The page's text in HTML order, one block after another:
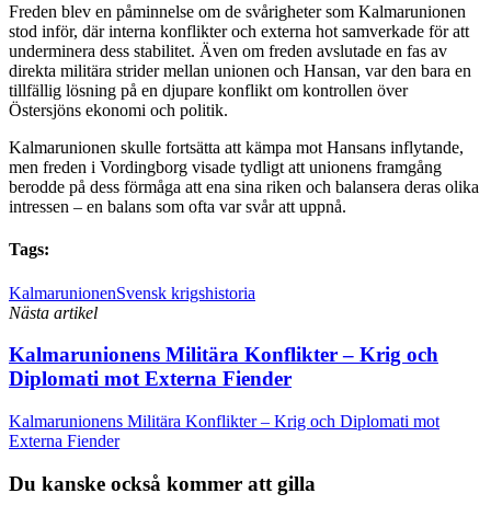
Freden blev en påminnelse om de svårigheter som Kalmarunionen
stod inför, där interna konflikter och externa hot samverkade för att
underminera dess stabilitet. Även om freden avslutade en fas av
direkta militära strider mellan unionen och Hansan, var den bara en
tillfällig lösning på en djupare konflikt om kontrollen över
Östersjöns ekonomi och politik.
Kalmarunionen skulle fortsätta att kämpa mot Hansans inflytande,
men freden i Vordingborg visade tydligt att unionens framgång
berodde på dess förmåga att ena sina riken och balansera deras olika
intressen – en balans som ofta var svår att uppnå.
Tags:
KalmarunionenSvensk krigshistoria
Nästa artikel
Kalmarunionens Militära Konflikter – Krig och
Diplomati mot Externa Fiender
Kalmarunionens Militära Konflikter – Krig och Diplomati mot
Externa Fiender
Du kanske också kommer att gilla